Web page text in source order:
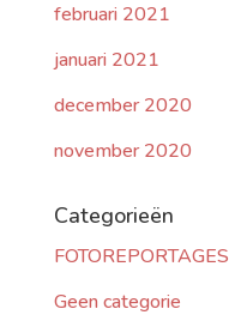
februari 2021
januari 2021
december 2020
november 2020
Categorieën
FOTOREPORTAGES
Geen categorie